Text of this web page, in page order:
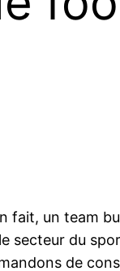
fait, un team
secteur du
de